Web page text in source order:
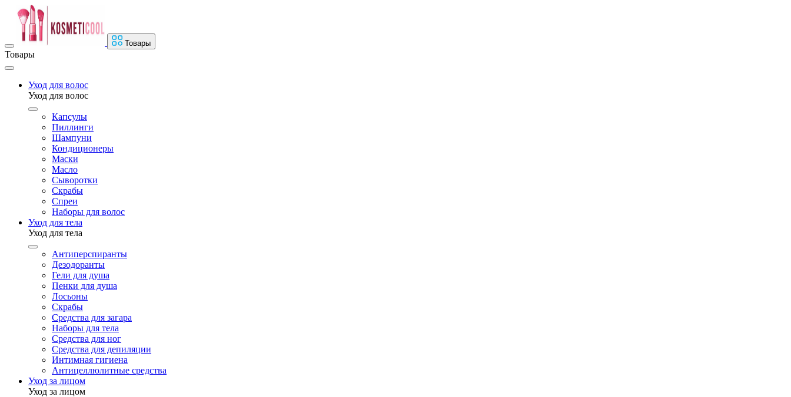
Товары
Товары
Уход для волос
Уход для волос
Капсулы
Пиллинги
Шампуни
Кондиционеры
Маски
Масло
Сыворотки
Скрабы
Спреи
Наборы для волос
Уход для тела
Уход для тела
Антиперспиранты
Дезодоранты
Гели для душа
Пенки для душа
Лосьоны
Скрабы
Средства для загара
Наборы для тела
Средства для ног
Средства для депиляции
Интимная гигиена
Антицеллюлитные средства
Уход за лицом
Уход за лицом